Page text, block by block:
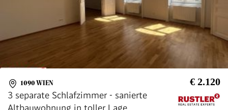
1090 WIEN € 2.120
3 separate Schlafzimmer - sanierte
Altbauwohnung in toller Lage